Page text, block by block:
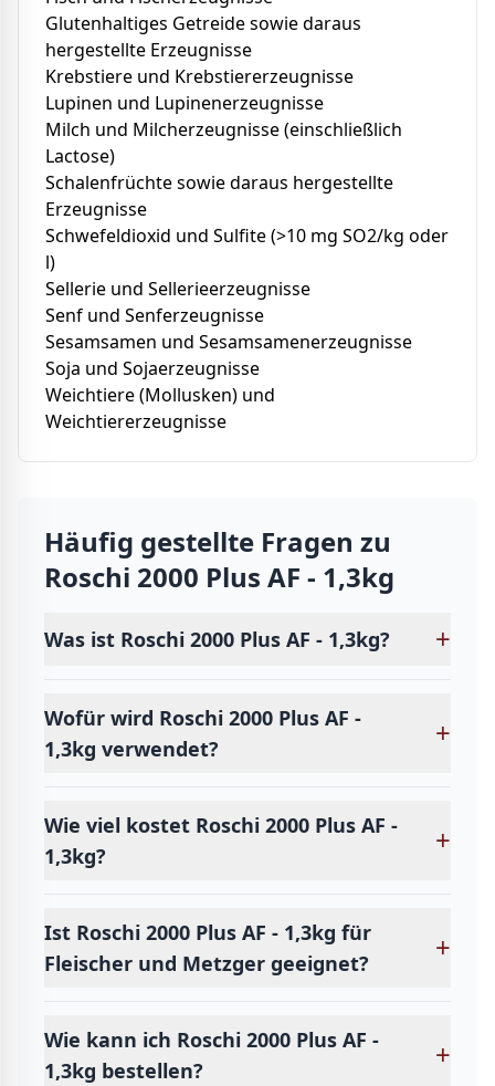
Glutenhaltiges Getreide sowie daraus
hergestellte Erzeugnisse
Krebstiere und Krebstiererzeugnisse
Lupinen und Lupinenerzeugnisse
Milch und Milcherzeugnisse (einschließlich
Lactose)
Schalenfrüchte sowie daraus hergestellte
Erzeugnisse
Schwefeldioxid und Sulfite (>10 mg SO2/kg oder
l)
Sellerie und Sellerieerzeugnisse
Senf und Senferzeugnisse
Sesamsamen und Sesamsamenerzeugnisse
Soja und Sojaerzeugnisse
Weichtiere (Mollusken) und
Weichtiererzeugnisse
Häufig gestellte Fragen zu
Roschi 2000 Plus AF - 1,3kg
Was ist Roschi 2000 Plus AF - 1,3kg? +
Wofür wird Roschi 2000 Plus AF -
1,3kg verwendet?
+
Wie viel kostet Roschi 2000 Plus AF -
1,3kg?
+
Ist Roschi 2000 Plus AF - 1,3kg für
Fleischer und Metzger geeignet?
+
Wie kann ich Roschi 2000 Plus AF -
1,3kg bestellen?
+